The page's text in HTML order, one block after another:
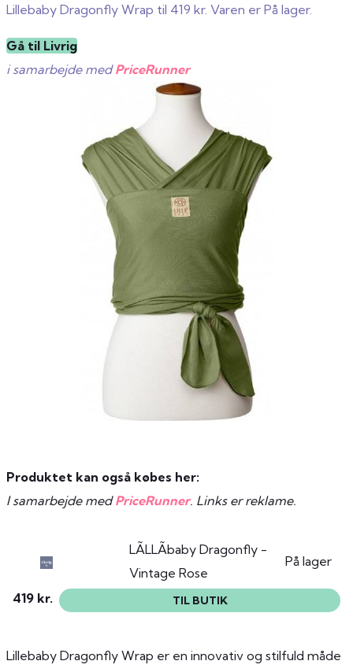
Lillebaby Dragonfly Wrap til 419 kr. Varen er På lager.
Gå til Livrig
i samarbejde medPriceRunner
Produktet kan også købes her:
I samarbejde medPriceRunner. Links er reklame.
LÃLLÃbaby Dragonfly -
Vintage Rose
På lager
419 kr. TIL BUTIK
Lillebaby Dragonfly Wrap er en innovativ og stilfuld måde